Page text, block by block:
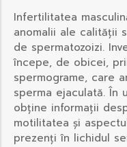
Infertilitatea
anomalii ale calității
de spermatozoizi.
începe, de obicei,
spermograme, care
sperma ejaculată. În
obține informații
motilitatea și
prezenți în lichidul